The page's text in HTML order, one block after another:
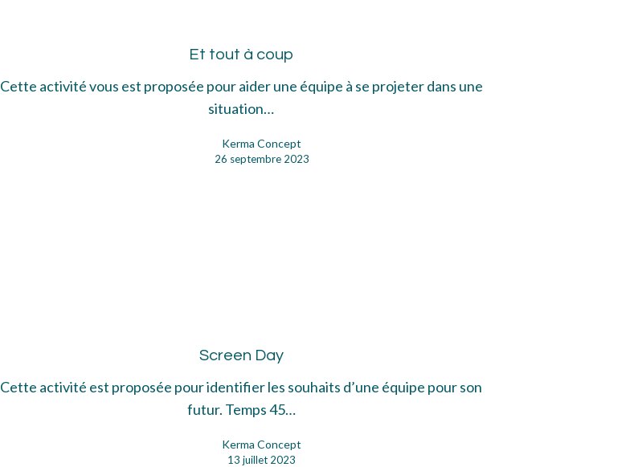
coup
Et tout à coup
Cette activité vous est proposée pour aider une équipe à se projeter dans une
situation…
Kerma Concept
26 septembre 2023
Screen Day
Cette activité est proposée pour identifier les souhaits d’une équipe pour son
futur. Temps 45…
Kerma Concept
13 juillet 2023